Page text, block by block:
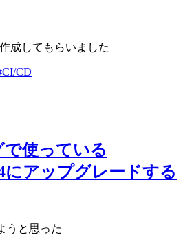
成してもらいました
CD
使っている
にアップグレードする
うと思った